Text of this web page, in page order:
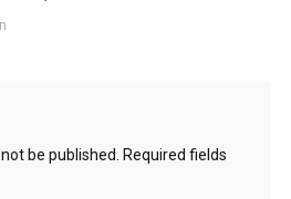
be published.
Required fields